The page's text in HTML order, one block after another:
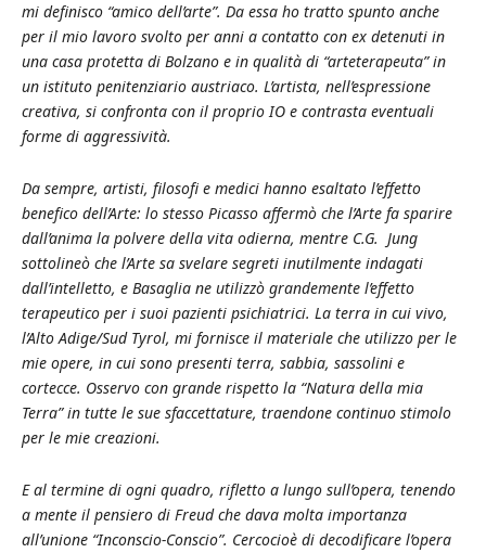
mi definisco “amico dell’arte”. Da essa ho tratto spunto anche
per il mio lavoro svolto per anni a contatto con ex detenuti in
una casa protetta di Bolzano e in qualità di “arteterapeuta” in
un istituto penitenziario austriaco. L’artista, nell’espressione
creativa, si confronta con il proprio IO e contrasta eventuali
forme di aggressività.
Da sempre, artisti, filosofi e medici hanno esaltato l’effetto
benefico dell’Arte: lo stesso Picasso affermò che l’Arte fa sparire
dall’anima la polvere della vita odierna, mentre C.G. Jung
sottolineò che l’Arte sa svelare segreti inutilmente indagati
dall’intelletto, e Basaglia ne utilizzò grandemente l’effetto
terapeutico per i suoi pazienti psichiatrici. La terra in cui vivo,
l’Alto Adige/Sud Tyrol, mi fornisce il materiale che utilizzo per le
mie opere, in cui sono presenti terra, sabbia, sassolini e
cortecce. Osservo con grande rispetto la “Natura della mia
Terra” in tutte le sue sfaccettature, traendone continuo stimolo
per le mie creazioni.
E al termine di ogni quadro, rifletto a lungo sull’opera, tenendo
a mente il pensiero di Freud che dava molta importanza
all’unione “Inconscio-Conscio”. Cercocioè di decodificare l’opera